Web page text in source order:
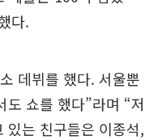
다.
데뷔를 했다. 서울뿐
쇼를 했다”라며 “저
있는 친구들은 이종석,